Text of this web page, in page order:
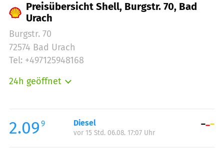
Preisübersicht Shell, Burgstr. 70, Bad
Urach
Burgstr. 70
72574 Bad Urach
Tel: +497125948168
24h geöffnet
Mittwoch:
00:00-24:00
Donnerstag:
2.09 9 Diesel
vor 15 Std. 06.08. 17:07 Uhr